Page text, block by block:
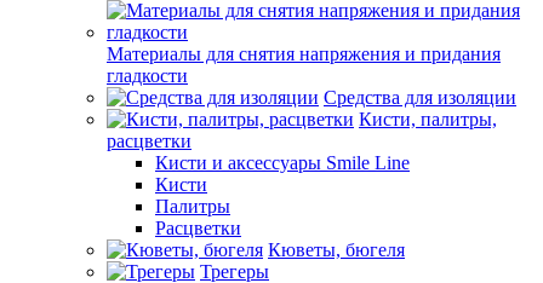
Материалы для снятия напряжения и придания
гладкости
Средства для изоляции
Кисти, палитры,
расцветки
Кисти и аксессуары Smile Line
Кисти
Палитры
Расцветки
Кюветы, бюгеля
Трегеры